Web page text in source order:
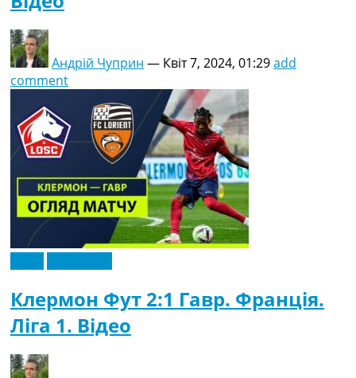
Андрій Чуприн — Квіт 7, 2024, 01:29add
comment
Клермон Фут 2:1 Гавр. Франція.
Ліга 1. Відео